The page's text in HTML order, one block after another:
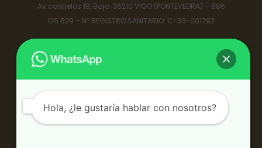
Av castrelos 19, Bajo. 36210 VIGO (PONTEVEDRA) – 886
126 829 – Nº REGISTRO SANITARIO: C-36-001793
POLÍTICA DE PRIVACIDAD
CONTACTO
Hola, ¿le gustaría hablar con nosotros?